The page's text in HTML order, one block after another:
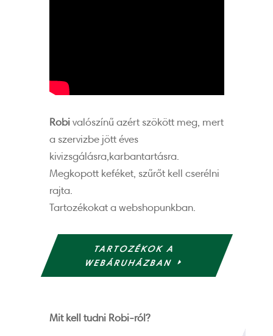
Robivalószínű azért szökött meg, mert
a szervizbe jött éves
kivizsgálásra,karbantartásra.
Megkopott keféket, szűrőt kell cserélni
rajta.
Tartozékokat a webshopunkban.
TARTOZÉKOK A
WEBÁRUHÁZBAN
Mit kell tudni Robi-ról?